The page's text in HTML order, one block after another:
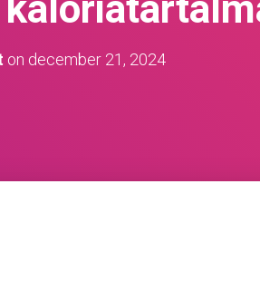
on december 21, 2024